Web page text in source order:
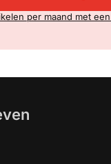
per maand met